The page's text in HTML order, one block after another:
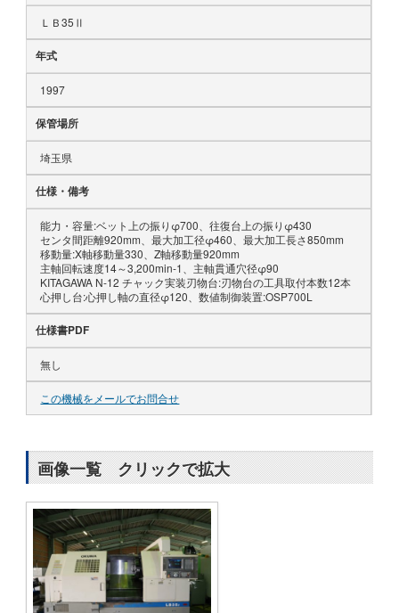
ＬＢ35Ⅱ
年式
1997
保管場所
埼玉県
仕様・備考
能力・容量:ベット上の振りφ700、往復台上の振りφ430
センタ間距離920mm、最大加工径φ460、最大加工長さ850mm
移動量:X軸移動量330、Z軸移動量920mm
主軸回転速度14～3,200min-1、主軸貫通穴径φ90
KITAGAWA N-12 チャック実装刃物台:刃物台の工具取付本数12本
心押し台:心押し軸の直径φ120、数値制御装置:OSP700L
仕様書PDF
無し
この機械をメールでお問合せ
画像一覧 クリックで拡大